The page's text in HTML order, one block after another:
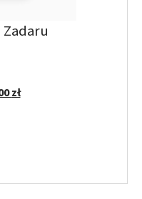
Zadaru
zł